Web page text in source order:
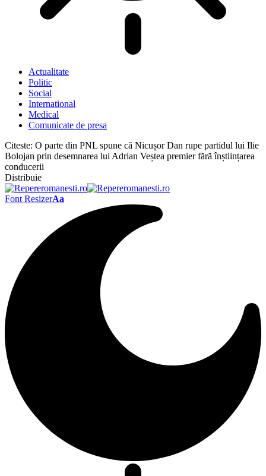
Actualitate
Politic
Social
International
Medical
Comunicate de presa
Citeste: O parte din PNL spune că Nicușor Dan rupe partidul lui Ilie
Bolojan prin desemnarea lui Adrian Veștea premier fără înștiințarea
conducerii
Distribuie
Font ResizerAa